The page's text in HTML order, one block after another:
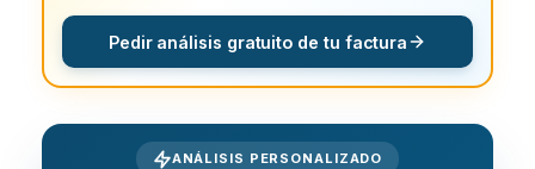
Pedir análisis gratuito de tu factura
ANÁLISIS PERSONALIZADO